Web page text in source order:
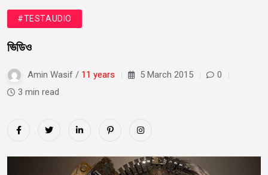
#TESTAUDIO
ভিডিও
Amin Wasif / 11 years 5 March 2015
0
3 min read